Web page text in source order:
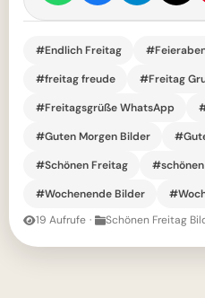
#Endlich Freitag
#freitag freude
#Freitag
#Freitagsgrüße WhatsApp
#Guten Morgen Bilder
#Schönen Freitag
#Wochenende Bilder
19 Aufrufe · Schönen Freitag